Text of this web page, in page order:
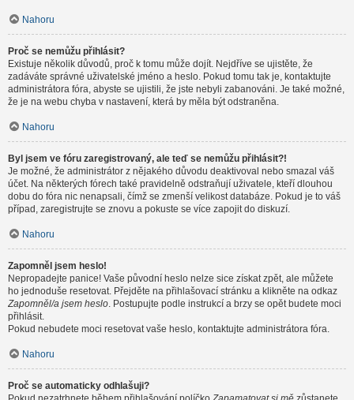
Nahoru
Proč se nemůžu přihlásit?
Existuje několik důvodů, proč k tomu může dojít. Nejdříve se ujistěte, že
zadáváte správné uživatelské jméno a heslo. Pokud tomu tak je, kontaktujte
administrátora fóra, abyste se ujistili, že jste nebyli zabanováni. Je také možné,
že je na webu chyba v nastavení, která by měla být odstraněna.
Nahoru
Byl jsem ve fóru zaregistrovaný, ale teď se nemůžu přihlásit?!
Je možné, že administrátor z nějakého důvodu deaktivoval nebo smazal váš
účet. Na některých fórech také pravidelně odstraňují uživatele, kteří dlouhou
dobu do fóra nic nenapsali, čímž se zmenší velikost databáze. Pokud je to váš
případ, zaregistrujte se znovu a pokuste se více zapojit do diskuzí.
Nahoru
Zapomněl jsem heslo!
Nepropadejte panice! Vaše původní heslo nelze sice získat zpět, ale můžete
ho jednoduše resetovat. Přejděte na přihlašovací stránku a klikněte na odkaz
Zapomněl/a jsem heslo. Postupujte podle instrukcí a brzy se opět budete moci
přihlásit.
Pokud nebudete moci resetovat vaše heslo, kontaktujte administrátora fóra.
Nahoru
Proč se automaticky odhlašuji?